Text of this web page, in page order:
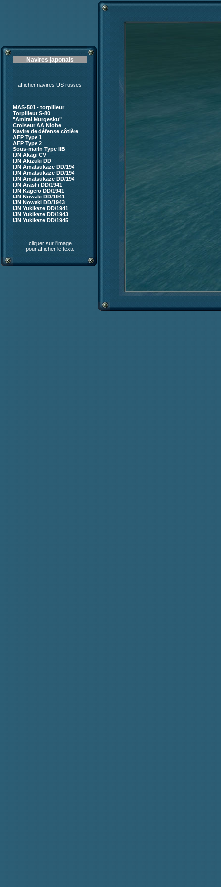
Navires japonais
afficher navires US russes
MAS-501 - torpilleur
Torpilleur S-80
"Amiral Murgesku"
Croiseur AA Niobe
Navire de défense côtière
AFP Type 1
AFP Type 2
Sous-marin Type IIB
IJN Akagi CV
IJN Akizuki DD
IJN Amatsukaze DD/194
IJN Amatsukaze DD/194
IJN Amatsukaze DD/194
IJN Arashi DD/1941
IJN Kagero DD/1941
IJN Nowaki DD/1941
IJN Nowaki DD/1943
IJN Yukikaze DD/1941
IJN Yukikaze DD/1943
IJN Yukikaze DD/1945
cliquer sur l'image
pour afficher le texte